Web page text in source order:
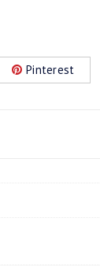
Pinterest